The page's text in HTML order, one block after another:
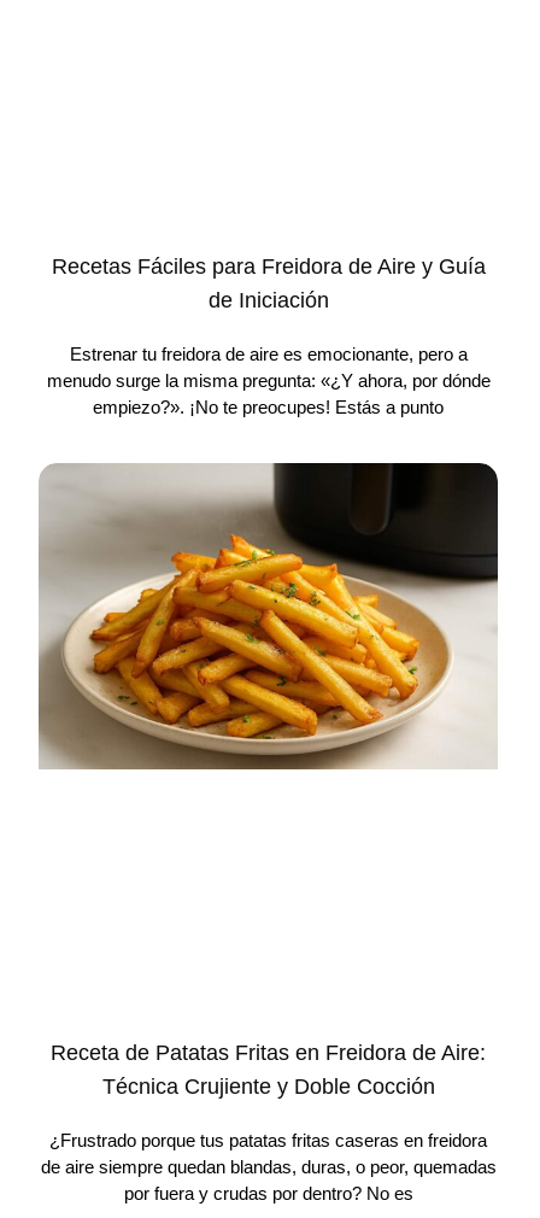
Recetas Fáciles para Freidora de Aire y Guía
de Iniciación
Estrenar tu freidora de aire es emocionante, pero a
menudo surge la misma pregunta: «¿Y ahora, por dónde
empiezo?». ¡No te preocupes! Estás a punto
Receta de Patatas Fritas en Freidora de Aire:
Técnica Crujiente y Doble Cocción
¿Frustrado porque tus patatas fritas caseras en freidora
de aire siempre quedan blandas, duras, o peor, quemadas
por fuera y crudas por dentro? No es